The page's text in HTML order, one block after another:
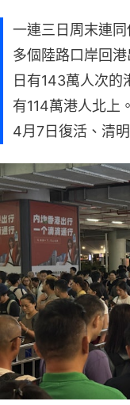
一連三日周末連
多個陸路口岸回
日有143萬人次的
有114萬港人北上
4月7日復活、清